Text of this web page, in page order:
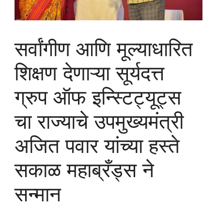
सर्वांगीण आणि मूल्याधारित
शिक्षण देणाऱ्या सूर्यदत्त
ग्रुप ऑफ इन्स्टिट्यूट्स
चा राज्याचे उपमुख्यमंत्री
अजित पवार यांच्या हस्ते
सकाळ महाब्रँड्स ने
सन्मान